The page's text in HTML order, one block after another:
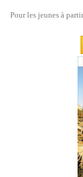
Pour les jeunes à